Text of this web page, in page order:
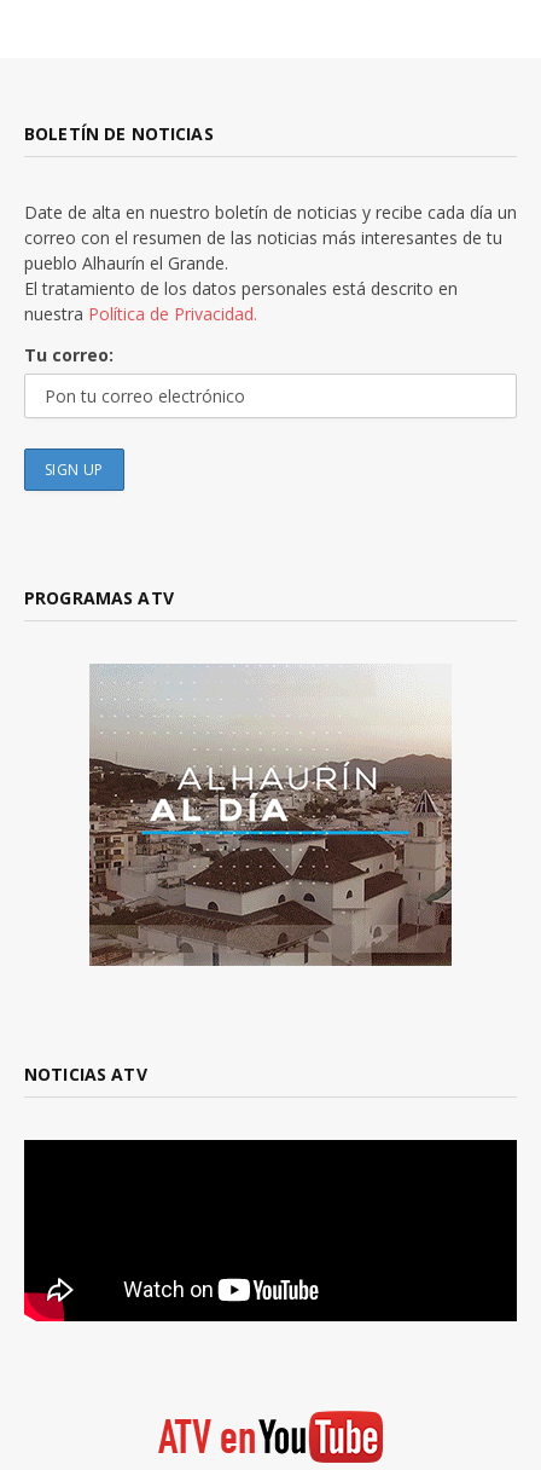
BOLETÍN DE NOTICIAS
Date de alta en nuestro boletín de noticias y recibe cada día un
correo con el resumen de las noticias más interesantes de tu
pueblo Alhaurín el Grande.
El tratamiento de los datos personales está descrito en
nuestra Política de Privacidad.
Tu correo:
PROGRAMAS ATV
NOTICIAS ATV